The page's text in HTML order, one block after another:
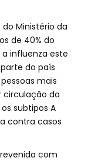
Ministério da
de 40% do
influenza este
do país
mais
circulação da
subtipos A
contra casos
com